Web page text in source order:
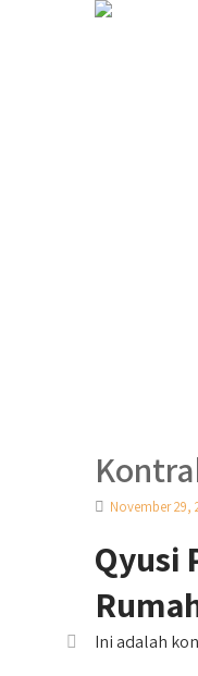
November 29,
Qyusi
Ini adalah